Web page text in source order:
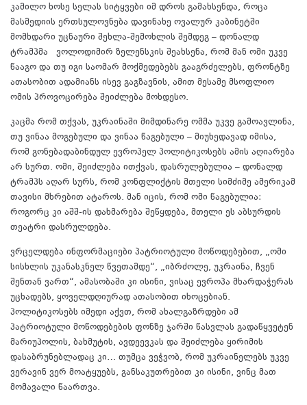
კამილო ხოსე სელას სიტყვები იმ დროს გამახსენდა, როცა
მასმედიის ერთსულოვნება დავინახე ოვალურ კაბინეტში
მომხდარი უცნაური შეხლა-შემოხლის შემდეგ – დონალდ
ტრამპმა ვოლოდიმირ ზელენსკის შეახსენა, რომ მან ომი უკვე
წააგო და თუ იგი საომარ მოქმედებებს გააგრძელებს, ფრონტზე
ათასობით ადამიანს ისევ გაგზავნის, ამით მესამე მსოფლიო
ომის პროვოცირება შეიძლება მოხდესო.
კაცმა რომ თქვას, უკრაინაში მიმდინარე ომმა უკვე გამოავლინა,
თუ ვინაა მოგებული და ვინაა წაგებული – მიუხედავად იმისა,
რომ გონებადაბინდულ ევროპელ პოლიტიკოსებს ამის აღიარება
არ სურთ. ომი, შეიძლება ითქვას, დასრულებულია – დონალდ
ტრამპს აღარ სურს, რომ კონფლიქტის მთელი სიმძიმე ამერიკამ
თავისი მხრებით ატაროს. მან იცის, რომ ომი წაგებულია:
როგორც კი აშშ-ის დახმარება შეწყდება, მთელი ეს აბსურდის
თეატრი დასრულდება.
ვრცელდება ინფორმაციები პატრიოტული მოწოდებებით, „ომი
სისხლის უკანასკნელ წვეთამდე“, „იბრძოლე, უკრაინა, ჩვენ
შენთან ვართ“, ამასობაში კი ისინი, ვისაც ევროპა მხარდაჭერას
უცხადებს, ყოველდღიურად ათასობით იხოცებიან.
პოლიტიკოსებს იმედი აქვთ, რომ ახალგაზრდები ამ
პატრიოტული მოწოდებების ფონზე ჯარში წასვლას გადაწყვეტენ
მარიუპოლის, ბახმუტის, ავდეევკას და შეიძლება ყირიმის
დასაბრუნებლადაც კი… თუმცა ვეჭვობ, რომ უკრაინელებს უკვე
ვერავინ ვერ მოატყუებს, განსაკუთრებით კი ისინი, ვინც მათ
მომავალი წაართვა.